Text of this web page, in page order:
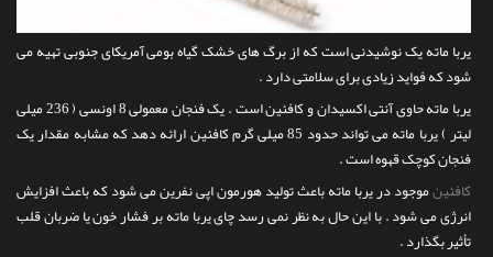
یربا ماته یک نوشیدنی است که از برگ های خشک گیاه بومی آمریکای جنوبی تهیه می
شود که فواید زیادی برای سلامتی دارد .
یربا ماته حاوی آنتی اکسیدان و کافئین است . یک فنجان معمولی 8 اونسی ( 236 میلی
لیتر ) یربا ماته می تواند حدود 85 میلی گرم کافئین ارائه دهد که مشابه مقدار یک
فنجان کوچک قهوه است .
کافئینموجود در یربا ماته باعث تولید هورمون اپی نفرین می شود که باعث افزایش
انرژی می شود . با این حال به نظر نمی رسد چای یربا ماته بر فشار خون یا ضربان قلب
تأثیر بگذارد .